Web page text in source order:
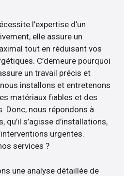
l’expertise d’un
elle assure un
tout en réduisant vos
C’demeure pourquoi
un travail précis et
installons et entretenons
matériaux fiables et des
Donc, nous répondons à
s’agisse d’installations,
urgentes.
services ?
une analyse détaillée de